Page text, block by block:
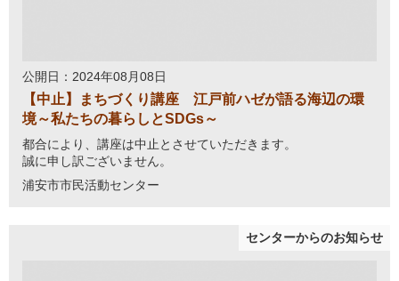
公開日：2024年08月08日
【中止】まちづくり講座 江戸前ハゼが語る海辺の環
境～私たちの暮らしとSDGs～
都合により、講座は中止とさせていただきます。
誠に申し訳ございません。
浦安市市民活動センター
センターからのお知らせ